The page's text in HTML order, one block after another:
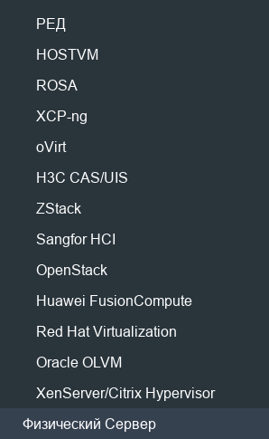
Миграция P2V
Миграция P2P
Миграция C2C
Миграция C2V
Миграция P2C
Восстановимость
Проверка восстановления ВМ
Проверка восстановления ОС
Безопасность данных
Проверка на вредоносное ПО
Защита от программ-вымогателей
Массивные файлы
Массивные конечные точки
Oracle OLVM
XenServer/Citrix Hypervisor
Физический сервер
Windows
Облака
Amazon EC2
Резервное копирование S3
Энергетика
Телеком
Другие Ресурсы
Связаться с Поддержкой
РЕД
HOSTVM
ROSA
XCP-ng
oVirt
H3C CAS/UIS
ZStack
Sangfor HCI
OpenStack
Huawei FusionCompute
Red Hat Virtualization
Oracle OLVM
XenServer/Citrix Hypervisor
Физический Сервер
домах престарелых и т.д.
Проблемы
восстановления в
получили преимущества от
трансформации, но